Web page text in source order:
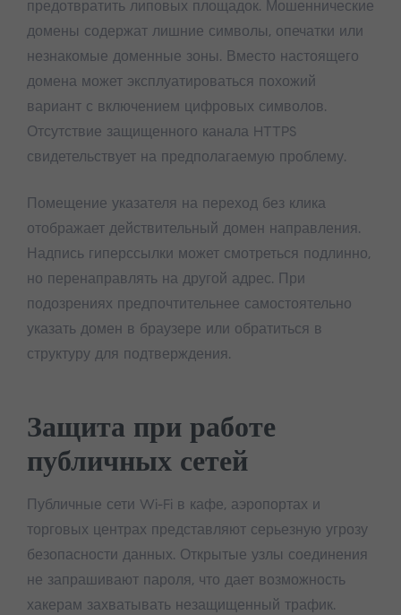
предотвратить липовых площадок. Мошеннические
домены содержат лишние символы, опечатки или
незнакомые доменные зоны. Вместо настоящего
домена может эксплуатироваться похожий
вариант с включением цифровых символов.
Отсутствие защищенного канала HTTPS
свидетельствует на предполагаемую проблему.
Помещение указателя на переход без клика
отображает действительный домен направления.
Надпись гиперссылки может смотреться подлинно,
но перенаправлять на другой адрес. При
подозрениях предпочтительнее самостоятельно
указать домен в браузере или обратиться в
структуру для подтверждения.
Защита при работе
публичных сетей
Публичные сети Wi-Fi в кафе, аэропортах и
торговых центрах представляют серьезную угрозу
безопасности данных. Открытые узлы соединения
не запрашивают пароля, что дает возможность
хакерам захватывать незащищенный трафик.